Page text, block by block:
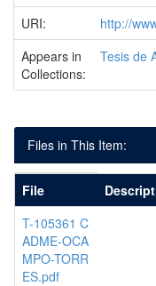
URI:
http://
Appears in
Collections:
Tesis de
Files in This Item:
File
T-105361 C
ADME-OCA
MPO-TORR
ES.pdf